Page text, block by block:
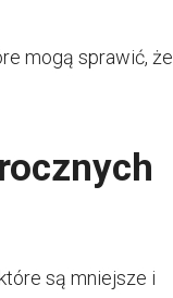
mogą sprawić, że
są mniejsze i